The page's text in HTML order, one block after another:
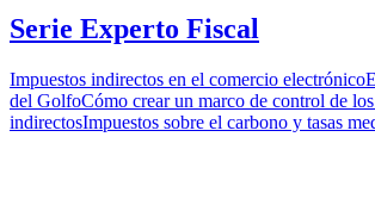
Serie Experto Fiscal
Impuestos indirectos en el comercio electrónico
del GolfoCómo crear un marco de control de
indirectosImpuestos sobre el carbono y tasas